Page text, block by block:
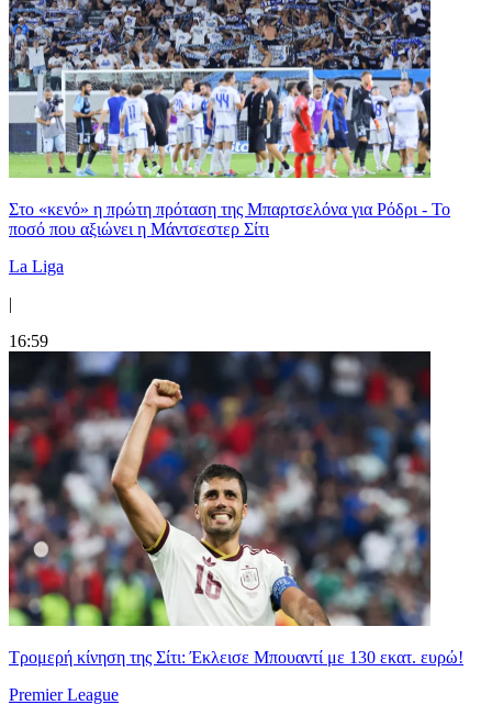
Στο «κενό» η πρώτη πρόταση της Μπαρτσελόνα για Ρόδρι - Το
ποσό που αξιώνει η Μάντσεστερ Σίτι
La Liga
|
16:59
Τρομερή κίνηση της Σίτι: Έκλεισε Μπουαντί με 130 εκατ. ευρώ!
Premier League